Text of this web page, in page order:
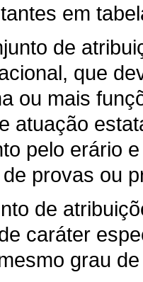
em
de
que
ou mais
atuação
pelo erário
provas ou
de
caráter
grau